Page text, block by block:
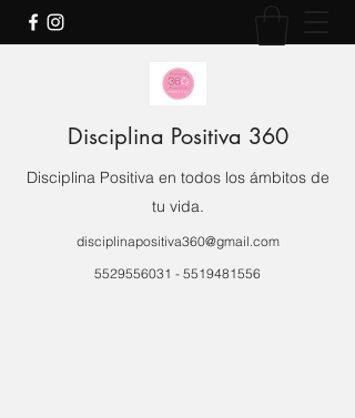
Disciplina Positiva 360
Disciplina Positiva en todos los ámbitos de
tu vida.
disciplinapositiva360@gmail.com
5529556031 - 5519481556